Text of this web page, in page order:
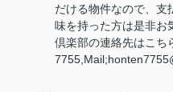
だける物件なので、支
味を持った方は是非お
倶楽部の連絡先はこち